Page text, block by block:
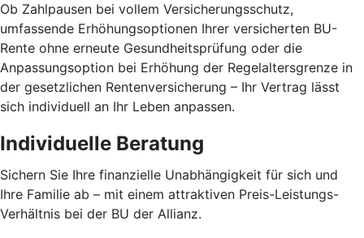
Ob Zahlpausen bei vollem Versicherungsschutz,
umfassende Erhöhungsoptionen Ihrer versicherten BU-
Rente ohne erneute Gesundheitsprüfung oder die
Anpassungsoption bei Erhöhung der Regelaltersgrenze in
der gesetzlichen Rentenversicherung – Ihr Vertrag lässt
sich individuell an Ihr Leben anpassen.
Individuelle Beratung
Sichern Sie Ihre finanzielle Unabhängigkeit für sich und
Ihre Familie ab – mit einem attraktiven Preis-Leistungs-
Verhältnis bei der BU der Allianz.